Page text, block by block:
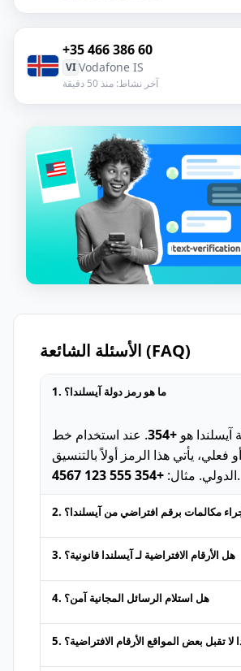
+35 466 386 60
VI Vodafone IS
آخر نشاط: منذ 50 دقيقة
الأسئلة الشائعة (FAQ)
1. ما هو رمز دولة آيسلندا؟
آيسلندا هو +354
. عند استخدام خط
فعلي، يأتي هذا الرمز أولاً بالتنسيق
الدولي. مثال: +354 555 123 4567 .
مكالمات برقم افتراضي من آيسلندا؟
الأرقام المؤقتة التي توفّرها منصات SMS عبر
عادةً فقط لـ
استلام الرسائل
يتم دعم المكالمات الصوتية أو إرسال SMS
توفّر بعض الخدمات المدفوعة دعم
المكالمات مقابل رسوم إضافية.
3. هل الأرقام الافتراضية لـ آيسلندا قانونية؟
الافتراضية لـ آيسلندا قانونية تماماً
استلام الرسائل عبر الإنترنت
يجب عدم استخدامها لأغراض غير
على المستخدمين الالتزام بشروط
4. هل استلام الرسائل المجانية آمن؟
على رسائل مجانية عبر الإنترنت
من
أمراً آمناً. ومع ذلك، لأن الأرقام
لا تقبل بعض المواقع الأرقام الافتراضية؟